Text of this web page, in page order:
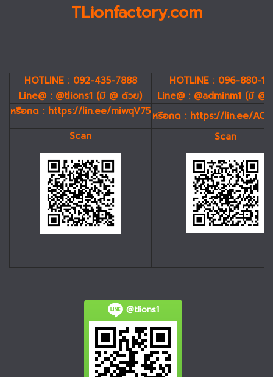
TLionfactory.com
HOTLINE : 092-435-7888
HOTLINE : 096-880-
Line@ : @tlions1 (มี @ ด้วย)
Line@ : @adminm1 (มี
หรือกด : https://lin.ee/miwqV75หรือกด : https://lin.ee/
Scan
Scan
@tlions1